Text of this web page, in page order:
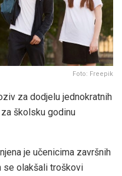
Foto: Freepik
za dodjelu jednokratnih
školsku godinu
je učenicima završnih
se olakšali troškovi